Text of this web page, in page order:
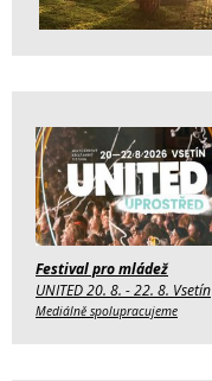
Festival pro mládež
UNITED 20. 8. - 22. 8. Vsetín
Mediálně spolupracujeme